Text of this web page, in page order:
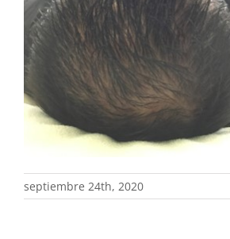
septiembre 24th, 2020